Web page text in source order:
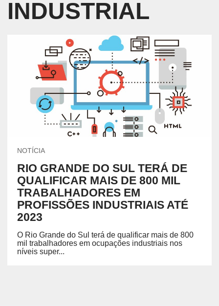
INDUSTRIAL
NOTÍCIA
RIO GRANDE DO SUL TERÁ DE
QUALIFICAR MAIS DE 800 MIL
TRABALHADORES EM
PROFISSÕES INDUSTRIAIS ATÉ
2023
O Rio Grande do Sul terá de qualificar mais de 800
mil trabalhadores em ocupações industriais nos
níveis super...